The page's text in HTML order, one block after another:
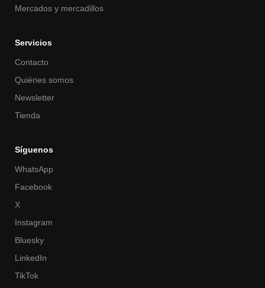
Mercados y mercadillos
Servicios
Contacto
Quiénes somos
Newsletter
Tienda
Síguenos
WhatsApp
Facebook
X
Instagram
Bluesky
LinkedIn
TikTok